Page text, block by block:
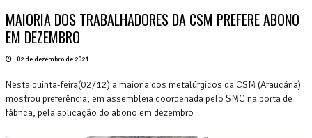
MAIORIA DOS TRABALHADORES DA CSM PREFERE ABONO
EM DEZEMBRO
02 de dezembro de 2021
Nesta quinta-feira(02/12) a maioria dos metalúrgicos da CSM (Araucária)
mostrou preferência, em assembleia coordenada pelo SMC na porta de
fábrica, pela aplicação do abono em dezembro